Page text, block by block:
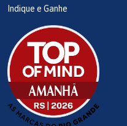
Indique e Ganhe